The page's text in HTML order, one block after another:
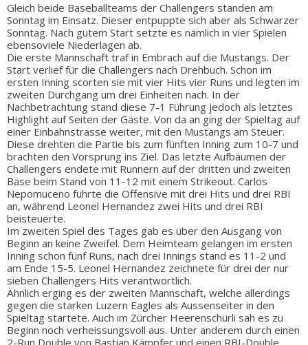
Gleich beide Baseballteams der Challengers standen am
Sonntag im Einsatz. Dieser entpuppte sich aber als Schwarzer
Sonntag. Nach gutem Start setzte es nämlich in vier Spielen
ebensoviele Niederlagen ab.
Die erste Mannschaft traf in Embrach auf die Mustangs. Der
Start verlief für die Challengers nach Drehbuch. Schon im
ersten Inning scorten sie mit vier Hits vier Runs und legten im
zweiten Durchgang um drei Einheiten nach. In der
Nachbetrachtung stand diese 7-1 Führung jedoch als letztes
Highlight auf Seiten der Gäste. Von da an ging der Spieltag auf
einer Einbahnstrasse weiter, mit den Mustangs am Steuer.
Diese drehten die Partie bis zum fünften Inning zum 10-7 und
brachten den Vorsprung ins Ziel. Das letzte Aufbäumen der
Challengers endete mit Runnern auf der dritten und zweiten
Base beim Stand von 11-12 mit einem Strikeout. Carlos
Nepomuceno führte die Offensive mit drei Hits und drei RBI
an, während Leonel Hernandez zwei Hits und drei RBI
beisteuerte.
Im zweiten Spiel des Tages gab es über den Ausgang von
Beginn an keine Zweifel. Dem Heimteam gelangen im ersten
Inning schon fünf Runs, nach drei Innings stand es 11-2 und
am Ende 15-5. Leonel Hernandez zeichnete für drei der nur
sieben Challengers Hits verantwortlich.
Ähnlich erging es der zweiten Mannschaft, welche allerdings
gegen die starken Luzern Eagles als Aussenseiter in den
Spieltag startete. Auch im Zürcher Heerenschürli sah es zu
Beginn noch verheissungsvoll aus. Unter anderem durch einen
2-Run Double von Bastian Kämpfer und einen RBI-Double